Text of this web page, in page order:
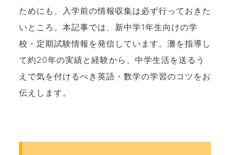
ためにも、入学前の情報収集は必ず行っておきた
いところ。本記事では、新中学1年生向けの学
校・定期試験情報を発信しています。灘を指導し
て約20年の実績と経験から、中学生活を送るう
えで気を付けるべき英語・数学の学習のコツをお
伝えします。